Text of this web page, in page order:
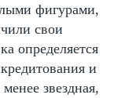
фигурами,
свои
определяется
и
звездная,